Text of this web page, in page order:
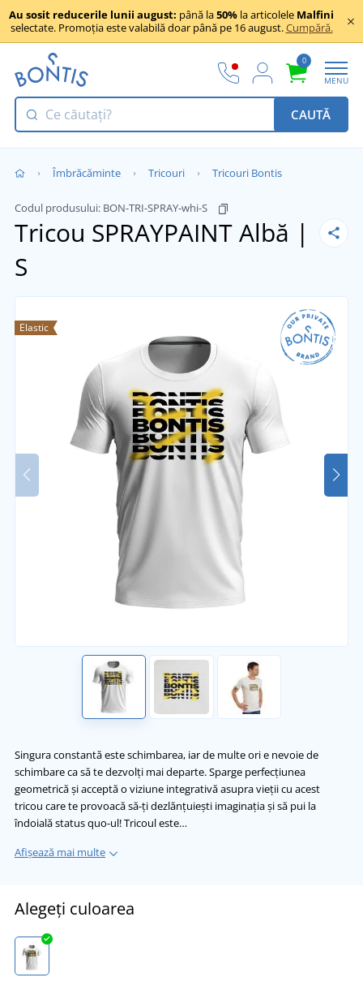
Au sosit reducerile lunii august: până la50% la articolele Malfini
selectate. Promoția este valabilă doar până pe 16 august.Cumpără.
0
MENU
CAUTĂ
Îmbrăcăminte Tricouri Tricouri Bontis
Codul produsului: BON-TRI-SPRAY-whi-S
Tricou SPRAYPAINTAlbă |
S
Elastic
Singura constantă este schimbarea, iar de multe ori e nevoie de
schimbare ca să te dezvolți mai departe. Sparge perfecțiunea
geometrică și acceptă o viziune integrativă asupra vieții cu acest
tricou care te provoacă să-ți dezlănțuiești imaginația și să pui la
îndoială status quo-ul! Tricoul este…
Afișează mai multe
Alegeți culoarea